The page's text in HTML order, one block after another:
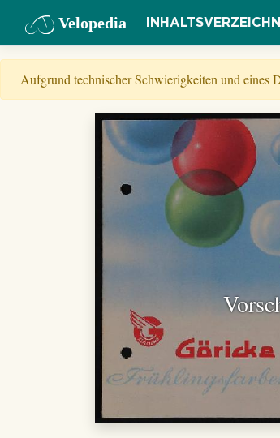
Velopedia
Aufgrund technischer Schwierigkeiten und eines